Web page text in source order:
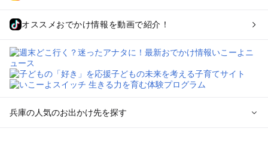
オススメおでかけ情報を動画で紹介！
兵庫の人気のお出かけ先を探す